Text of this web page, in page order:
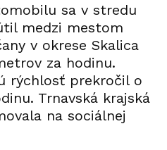
sa v stredu
medzi mestom
v okrese Skalica
za hodinu.
rýchlosť prekročil o
Trnavská krajská
na sociálnej